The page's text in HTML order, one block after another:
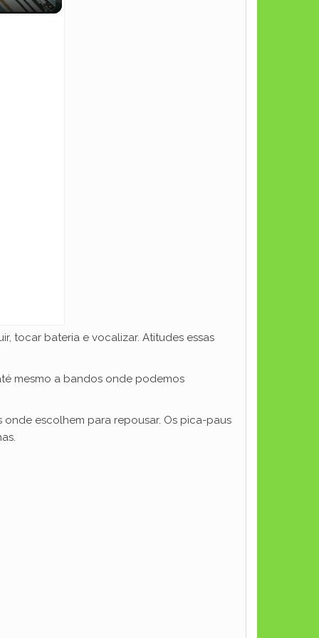
tocar bateria e vocalizar. Atitudes essas
mesmo a bandos onde podemos
escolhem para repousar. Os pica-paus